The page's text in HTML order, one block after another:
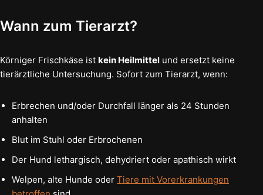
Wann zum Tierarzt?
Körniger Frischkäse ist kein Heilmittel und ersetzt keine
tierärztliche Untersuchung. Sofort zum Tierarzt, wenn:
Erbrechen und/oder Durchfall länger als 24 Stunden
anhalten
Blut im Stuhl oder Erbrochenen
Der Hund lethargisch, dehydriert oder apathisch wirkt
Welpen, alte Hunde oder Tiere mit Vorerkrankungen